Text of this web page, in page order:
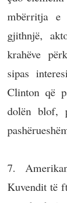
mbërritja
gjithnjë,
krahëve
sipas
Clinton që
dolën blof,
7.
Kuvendit të